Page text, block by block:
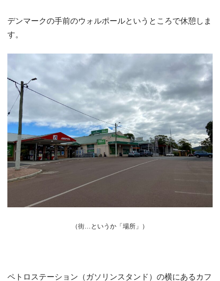
デンマークの手前のウォルポールというところで休憩しま
す。
（街…というか「場所」）
ペトロステーション（ガソリンスタンド）の横にあるカフ